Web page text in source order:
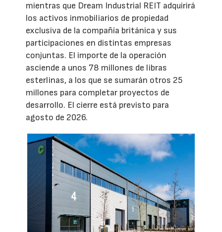
mientras que Dream Industrial REIT adquirirá
los activos inmobiliarios de propiedad
exclusiva de la compañía británica y sus
participaciones en distintas empresas
conjuntas. El importe de la operación
asciende a unos 78 millones de libras
esterlinas, a los que se sumarán otros 25
millones para completar proyectos de
desarrollo. El cierre está previsto para
agosto de 2026.